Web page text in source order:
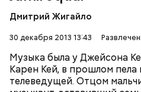
Дмитрий Жигайло
30 декабря 2013 13:43
Музыка была у Джейсона
Карен Кей, в прошлом пела
телеведущей. Отцом
"Deeper Underground"
Роланда Эммериха
более тяжёлом стиле, а
Великобритании. Альбом
исполнен в традиционных
и эйсид-джаз. Бешеной
предыдущего диска он не